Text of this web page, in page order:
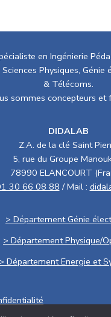
en Ingénierie
Sciences Physiques, Génie
& Télécoms.
sommes concepteurs et
DIDALAB
Z.A. de la clé Saint
5, rue du Groupe
78990 ELANCOURT
30 66 08 88 / Mail :
> Département Génie
> Département Physique/
> Département Energie et